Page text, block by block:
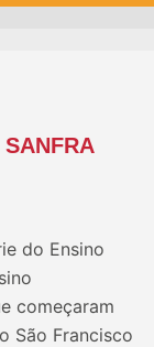
do Ensino
começaram
São Francisco